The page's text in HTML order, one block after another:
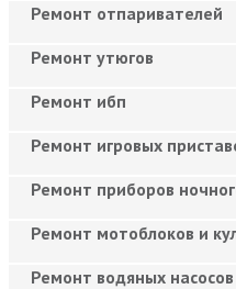
Ремонт отпаривателей
Ремонт утюгов
Ремонт ибп
Ремонт игровых
Ремонт приборов
Ремонт мотоблоков и
Ремонт водяных насосов